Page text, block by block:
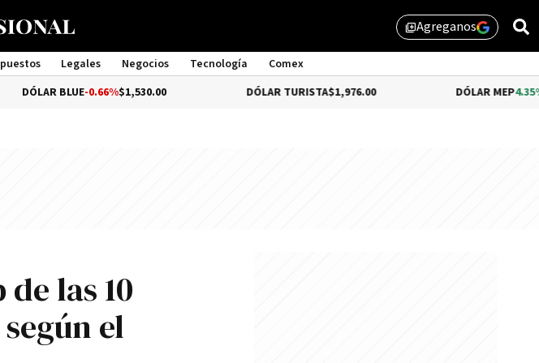
library_addAgreganos
Legales Negocios Tecnología
Comex
BLUE-0.66%$1,530.00 DÓLAR TURISTA$1,976.00 DÓLAR MEP4.35%$1,579.46
las 10
el